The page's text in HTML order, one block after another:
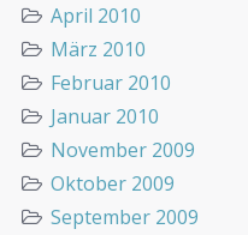
April 2010
März 2010
Februar 2010
Januar 2010
November 2009
Oktober 2009
September 2009